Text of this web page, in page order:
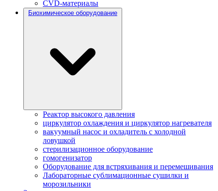
CVD-материалы
Биохимическое оборудование
Реактор высокого давления
циркулятор охлаждения и циркулятор нагревателя
вакуумный насос и охладитель с холодной
ловушкой
стерилизационное оборудование
гомогенизатор
Оборудование для встряхивания и перемешивания
Лабораторные сублимационные сушилки и
морозильники